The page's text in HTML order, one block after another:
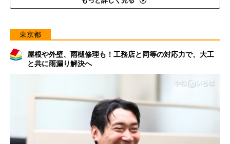
東京都
屋根や外壁、雨樋修理も！工務店と同等の対応力で、大工
と共に雨漏り解決へ